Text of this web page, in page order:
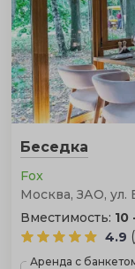
Беседка
Fox
Москва, ЗАО, ул.
Вместимость: 10
4.9 (
Аренда с